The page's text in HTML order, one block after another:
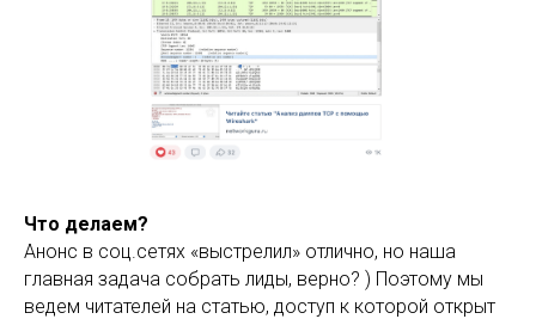
Что делаем?
Анонс в соц.сетях «выстрелил» отлично, но наша
главная задача собрать лиды, верно? ) Поэтому мы
ведем читателей на статью, доступ к которой открыт